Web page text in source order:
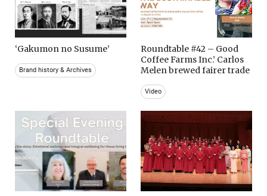
‘Gakumon no Susume’
Brand history & Archives
Roundtable #42 – Good
Coffee Farms Inc.’ Carlos
Melen brewed fairer trade
Video